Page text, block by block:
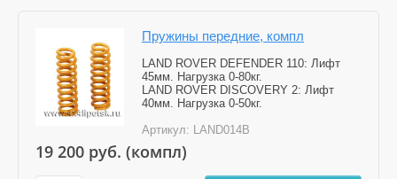
Пружины передние, компл
LAND ROVER DEFENDER 110: Лифт
45мм. Нагрузка 0-80кг.
LAND ROVER DISCOVERY 2: Лифт
40мм. Нагрузка 0-50кг.
Артикул: LAND014B
19 200 руб. (компл)